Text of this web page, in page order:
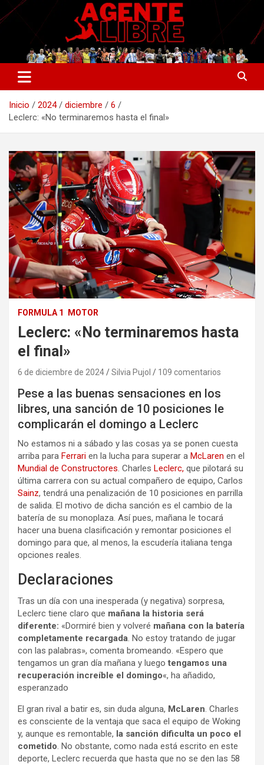
Saltar
al
Agente Libre Digital
La nueva generación del periodismo deportivo.
Inicio 2024 diciembre
6
Leclerc: «No terminaremos hasta el final»
FORMULA 1 MOTOR
Leclerc: «No terminaremos hasta
el final»
6 de diciembre de 2024 Silvia Pujol 109 comentarios
Pese a las buenas sensaciones en los
libres, una sanción de 10 posiciones le
complicarán el domingo a Leclerc
No estamos ni a sábado y las cosas ya se ponen cuesta
arriba para Ferrari en la lucha para superar a McLaren en el
Mundial de Constructores. Charles Leclerc, que pilotará su
última carrera con su actual compañero de equipo, Carlos
Sainz, tendrá una penalización de 10 posiciones en parrilla
de salida. El motivo de dicha sanción es el cambio de la
batería de su monoplaza. Así pues, mañana le tocará
hacer una buena clasificación y remontar posiciones el
domingo para que, al menos, la escudería italiana tenga
opciones reales.
Declaraciones
Tras un día con una inesperada (y negativa) sorpresa,
Leclerc tiene claro que mañana la historia será
diferente: «Dormiré bien y volveré mañana con la batería
completamente recargada. No estoy tratando de jugar
con las palabras», comenta bromeando. «Espero que
tengamos un gran día mañana y luegotengamos una
recuperación increíble el domingo«, ha añadido,
esperanzado
El gran rival a batir es, sin duda alguna, McLaren. Charles
es consciente de la ventaja que saca el equipo de Woking
y, aunque es remontable, la sanción dificulta un poco el
cometido. No obstante, como nada está escrito en este
deporte, Leclerc recuerda que hasta que no se den las 58